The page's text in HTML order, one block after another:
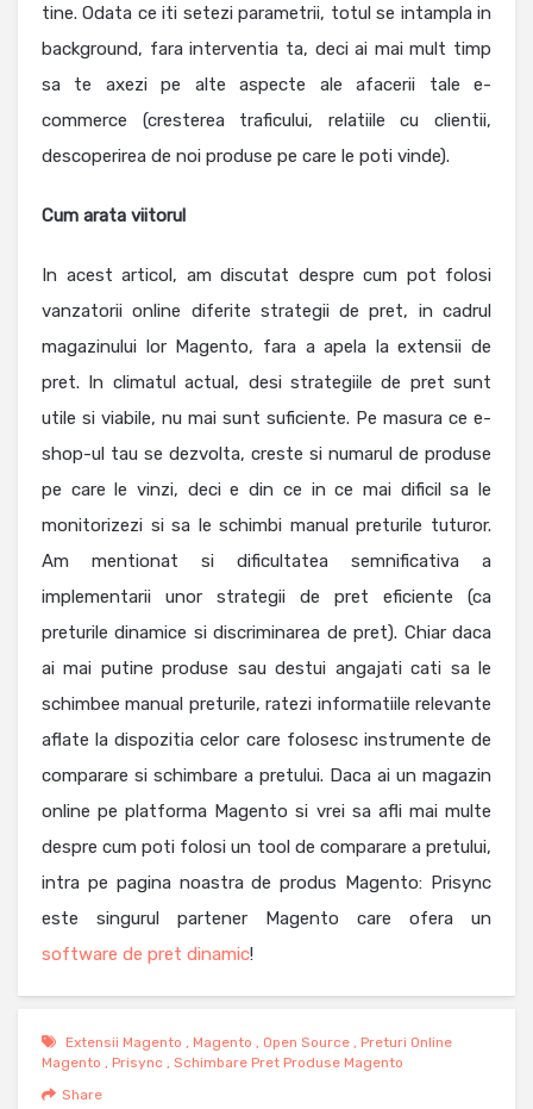
tine. Odata ce iti setezi parametrii, totul se intampla in
background, fara interventia ta, deci ai mai mult timp
sa te axezi pe alte aspecte ale afacerii tale e-
commerce (cresterea traficului, relatiile cu clientii,
descoperirea de noi produse pe care le poti vinde).
Cum arata viitorul
In acest articol, am discutat despre cum pot folosi
vanzatorii online diferite strategii de pret, in cadrul
magazinului lor Magento, fara a apela la extensii de
pret. In climatul actual, desi strategiile de pret sunt
utile si viabile, nu mai sunt suficiente. Pe masura ce e-
shop-ul tau se dezvolta, creste si numarul de produse
pe care le vinzi, deci e din ce in ce mai dificil sa le
monitorizezi si sa le schimbi manual preturile tuturor.
Am mentionat si dificultatea semnificativa a
implementarii unor strategii de pret eficiente (ca
preturile dinamice si discriminarea de pret). Chiar daca
ai mai putine produse sau destui angajati cati sa le
schimbee manual preturile, ratezi informatiile relevante
aflate la dispozitia celor care folosesc instrumente de
comparare si schimbare a pretului. Daca ai un magazin
online pe platforma Magento si vrei sa afli mai multe
despre cum poti folosi un tool de comparare a pretului,
intra pe pagina noastra de produs Magento: Prisync
este singurul partener Magento care ofera un
software de pret dinamic!
Extensii Magento , Magento , Open Source , Preturi Online
Magento , Prisync , Schimbare Pret Produse Magento
Share